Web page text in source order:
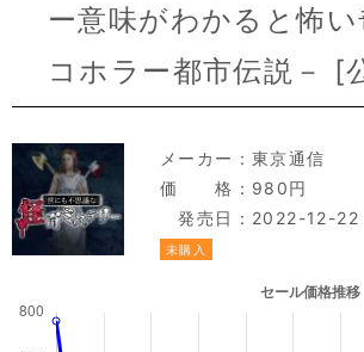
ー意味がわかると怖い
コホラー都市伝説－ [
メーカー： 東京通信
価 格：980円
発売日：2022-12-22
未購入